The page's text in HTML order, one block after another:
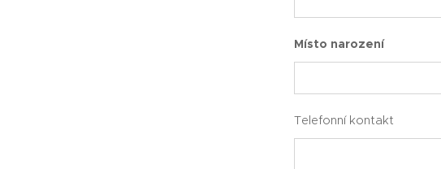
Místo narození
Telefonní kontakt